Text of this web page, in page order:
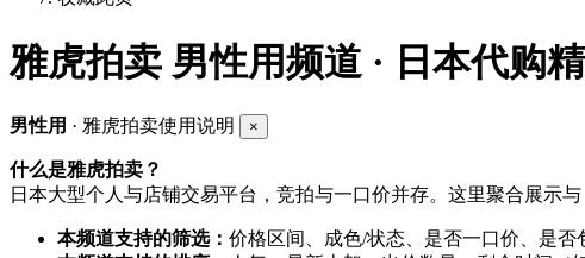
雅虎拍卖 男性用频道 · 日本代购
男性用 · 雅虎拍卖使用说明 ×
什么是雅虎拍卖？
日本大型个人与店铺交易平台，竞拍与一口价并存。这里聚合展示
本频道支持的筛选： 价格区间、成色/状态、是否一口价、是